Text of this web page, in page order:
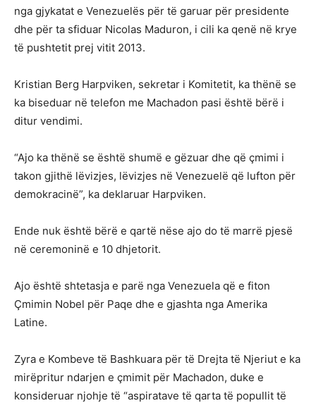
nga gjykatat e Venezuelës për të garuar për presidente
dhe për ta sfiduar Nicolas Maduron, i cili ka qenë në krye
të pushtetit prej vitit 2013.
Kristian Berg Harpviken, sekretar i Komitetit, ka thënë se
ka biseduar në telefon me Machadon pasi është bërë i
ditur vendimi.
“Ajo ka thënë se është shumë e gëzuar dhe që çmimi i
takon gjithë lëvizjes, lëvizjes në Venezuelë që lufton për
demokracinë”, ka deklaruar Harpviken.
Ende nuk është bërë e qartë nëse ajo do të marrë pjesë
në ceremoninë e 10 dhjetorit.
Ajo është shtetasja e parë nga Venezuela që e fiton
Çmimin Nobel për Paqe dhe e gjashta nga Amerika
Latine.
Zyra e Kombeve të Bashkuara për të Drejta të Njeriut e ka
mirëpritur ndarjen e çmimit për Machadon, duke e
konsideruar njohje të “aspiratave të qarta të popullit të